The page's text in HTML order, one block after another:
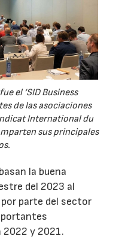
el ‘SID Business
de las asociaciones
International du
sus principales
la buena
del 2023 al
parte del sector
2022 y 2021.